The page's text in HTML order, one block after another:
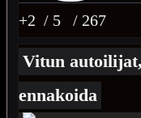
+2 / 5 / 267
Vitun
ennakoida